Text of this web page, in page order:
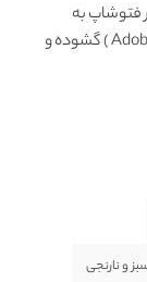
فتوشاپ به
مشکل برخوردید , آن را در ایلواستریتور (Adobe Illustrator ) گشوده و
و نارنجی